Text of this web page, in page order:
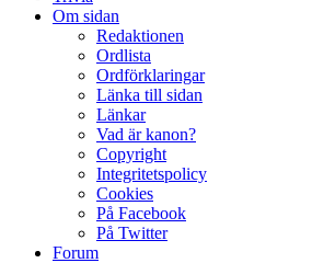
Om sidan
Redaktionen
Ordlista
Ordförklaringar
Länka till sidan
Länkar
Vad är kanon?
Copyright
Integritetspolicy
Cookies
På Facebook
På Twitter
Forum